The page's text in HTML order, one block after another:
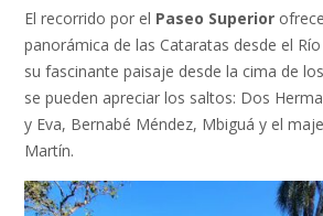
El recorrido por el Paseo Superior
panorámica de las Cataratas desde el
su fascinante paisaje desde la cima de
se pueden apreciar los saltos: Dos
y Eva, Bernabé Méndez, Mbiguá y el
Martín.